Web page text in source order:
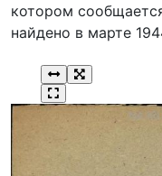
котором
найдено в марте